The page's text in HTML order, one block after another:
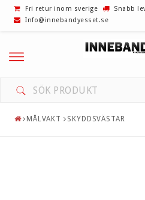
Fri retur inom sverige Snabb
Info@innebandyesset.se
UTFÖRSÄLJNING! REA!
INNEBANDYKLUBBOR
MÅLVAKT SKYDDSVÄSTAR